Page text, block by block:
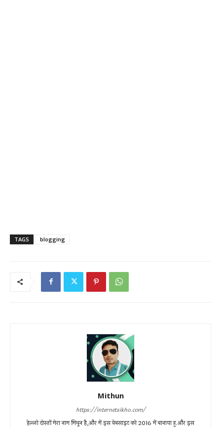
TAGS blogging
Mithun
https://internetsikho.com/
हेल्लो दोस्तों मेरा नाम मिथुन है,और में इस वेबसाइट को 2016 में बानाया हु.और इस